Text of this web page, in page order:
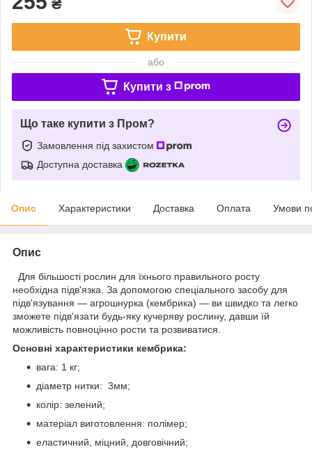
₴
Купити
або
Купити з
Що таке купити з Пром?
Замовлення під захистом
Доступна доставка
Опис Характеристики Доставка Оплата Умови
Опис
Для більшості рослин для їхнього правильного росту
необхідна підв'язка. За допомогою спеціального засобу для
підв'язування — агрошнурка (кембрика) — ви швидко та легко
зможете підв'язати будь-яку кучеряву рослину, давши їй
можливість повноцінно рости та розвиватися.
Основні характеристики кембрика:
вага: 1 кг;
діаметр нитки: 3мм;
колір: зелений;
матеріал виготовлення: полімер;
еластичний, міцний, довговічний;